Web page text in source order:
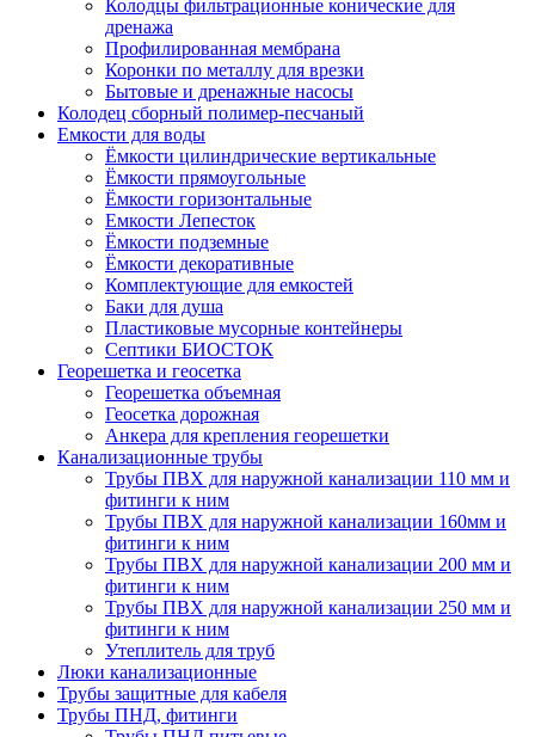
Колодцы фильтрационные конические для
дренажа
Профилированная мембрана
Коронки по металлу для врезки
Бытовые и дренажные насосы
Колодец сборный полимер-песчаный
Емкости для воды
Ёмкости цилиндрические вертикальные
Ёмкости прямоугольные
Ёмкости горизонтальные
Емкости Лепесток
Ёмкости подземные
Ёмкости декоративные
Комплектующие для емкостей
Баки для душа
Пластиковые мусорные контейнеры
Септики БИОСТОК
Георешетка и геосетка
Георешетка объемная
Геосетка дорожная
Анкера для крепления георешетки
Канализационные трубы
Трубы ПВХ для наружной канализации 110 мм и
фитинги к ним
Трубы ПВХ для наружной канализации 160мм и
фитинги к ним
Трубы ПВХ для наружной канализации 200 мм и
фитинги к ним
Трубы ПВХ для наружной канализации 250 мм и
фитинги к ним
Утеплитель для труб
Люки канализационные
Трубы защитные для кабеля
Трубы ПНД, фитинги